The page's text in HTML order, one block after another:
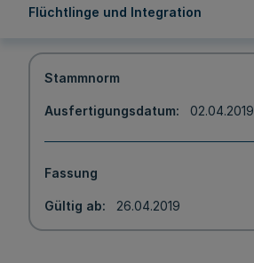
Flüchtlinge und Integration
Stammnorm
Ausfertigungsdatum 02.04.2019
Fassung
Gültig ab 26.04.2019